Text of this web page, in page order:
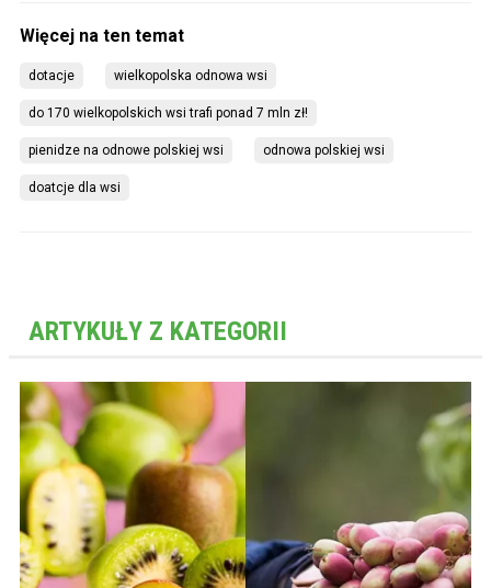
dotacje wielkopolska odnowa wsi
do 170 wielkopolskich wsi trafi ponad 7 mln zł!
pienidze na odnowe polskiej wsi odnowa polskiej wsi
doatcje dla wsi
ARTYKUŁY Z KATEGORII